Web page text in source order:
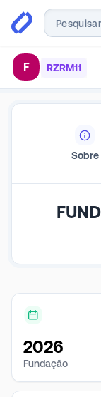
F RZRM11
Sobre
2026
Fundação